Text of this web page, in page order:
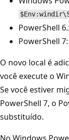
PowerShell
PowerShell 7:
O novo local é
você execute o
Se você estiver
PowerShell 7, o
substituído.
No Windows